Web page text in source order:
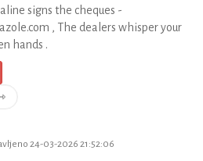
signs the cheques -
, The dealers whisper your
hands .
24-03-2026 21:52:06